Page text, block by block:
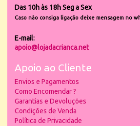
Das 10h às 18h Seg a Sex
Caso não consiga ligação deixe mensagem no
E-mail:
apoio@lojadacrianca.net
Apoio ao Cliente
Envios e Pagamentos
Como Encomendar ?
Garantias e Devoluções
Condições de Venda
Política de Privacidade